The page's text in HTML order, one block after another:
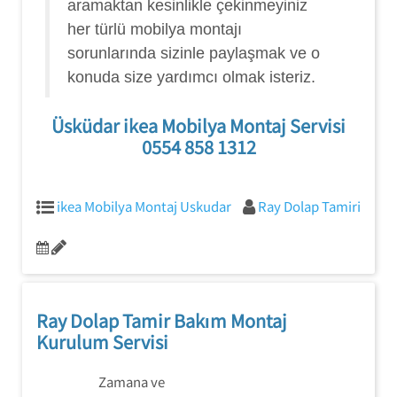
aramaktan kesinlikle çekinmeyiniz
her türlü mobilya montajı
sorunlarında sizinle paylaşmak ve o
konuda size yardımcı olmak isteriz.
Üsküdar ikea Mobilya Montaj Servisi
0554 858 1312
ikea Mobilya Montaj Uskudar Ray Dolap Tamiri
Ray Dolap Tamir Bakım Montaj
Kurulum Servisi
Zamana ve